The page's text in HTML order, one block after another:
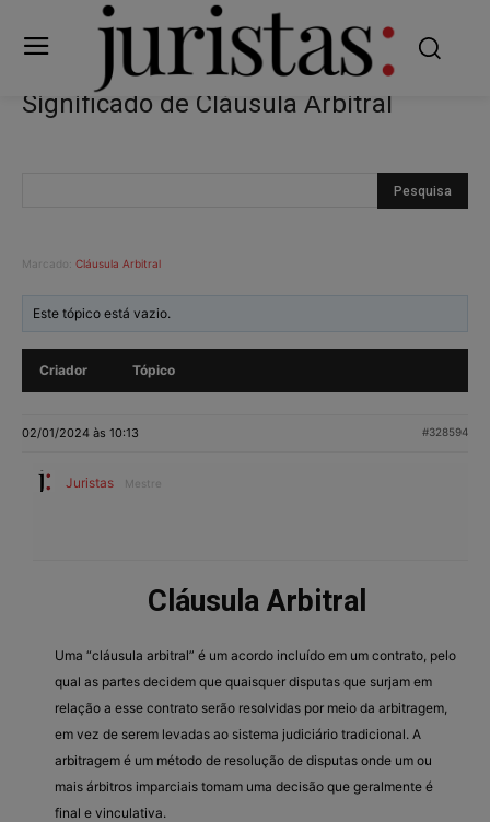
Significado de Cláusula Arbitral
Marcado: Cláusula Arbitral
Este tópico está vazio.
Criador Tópico
02/01/2024 às 10:13 #328594
Juristas Mestre
Cláusula Arbitral
Uma “cláusula arbitral” é um acordo incluído em um contrato, pelo
qual as partes decidem que quaisquer disputas que surjam em
relação a esse contrato serão resolvidas por meio da arbitragem,
em vez de serem levadas ao sistema judiciário tradicional. A
arbitragem é um método de resolução de disputas onde um ou
mais árbitros imparciais tomam uma decisão que geralmente é
final e vinculativa.